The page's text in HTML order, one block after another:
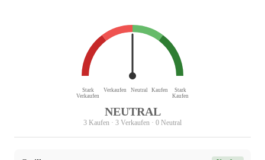
Stark
Verkaufen
Verkaufen Neutral Kaufen
Stark
Kaufen
NEUTRAL
3 Kaufen · 3 Verkaufen · 0 Neutral